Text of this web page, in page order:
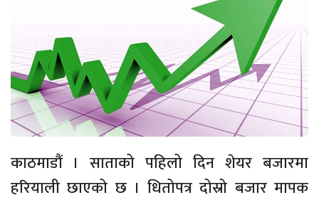
काठमाडौं । साताको पहिलो दिन शेयर बजारमा
हरियाली छाएको छ । धितोपत्र दोस्रो बजार मापक